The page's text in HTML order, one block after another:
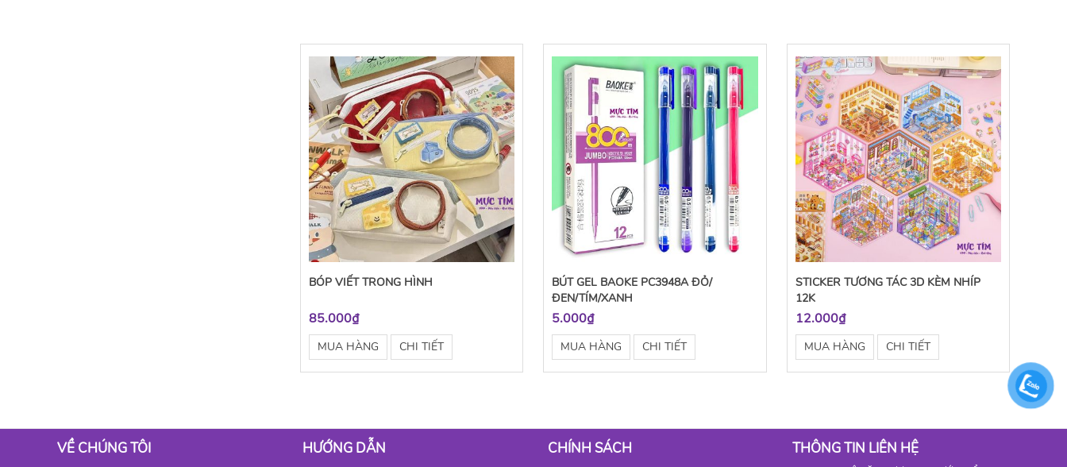
BÓP VIẾT TRONG HÌNH
85.000₫
MUA HÀNG CHI TIẾT
BÚT GEL BAOKE PC3948A ĐỎ/
ĐEN/TÍM/XANH
5.000₫
MUA HÀNG CHI TIẾT
STICKER TƯƠNG TÁC 3D KÈM NHÍP
12K
12.000₫
MUA HÀNG CHI TIẾT
VỀ CHÚNG TÔI HƯỚNG DẪN CHÍNH SÁCH THÔNG TIN LIÊN HỆ